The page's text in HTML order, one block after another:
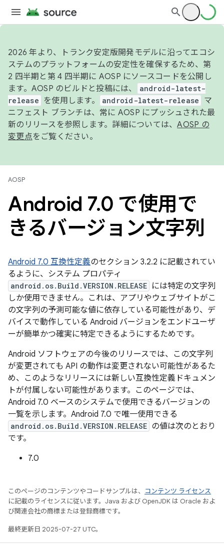
2026 年より、トランク安定版開発モデルに沿ってエコシ
ステムのプラットフォームの安定性を確保するため、第
2 四半期と第 4 四半期に AOSP にソースコードを公開し
ます。AOSP のビルドと投稿には、
android-latest-
release
を使用します。 android-latest-release
マ
ニフェスト ブランチは、常に AOSP にプッシュされた最
新のリリースを参照します。詳細については、AOSP の
変更点をご覧ください。
AOSP
Android 7.0 で使用で
きるバージョン文字列
Android 7.0 互換性定義のセクション 3.2.2 に記載されてい
るように、システム プロパティ
android.os.Build.VERSION.RELEASE には特定の文字列
しか使用できません。これは、アプリやウェブサイトがこ
の文字列の予測可能な値に依存している可能性があり、デ
バイスで動作している Android バージョンをエンドユーザ
ーが簡単かつ確実に特定できるようにするためです。
Android ソフトウェアの今後のリリースでは、この文字列
が変更されても API の動作は変更されない可能性があるた
め、このようなリリースには新しい互換性定義ドキュメン
トが付属しない可能性があります。このページでは、
Android 7.0 ベースのシステムで使用できるバージョンの
一覧を示します。Android 7.0 で唯一使用できる
android.os.Build.VERSION.RELEASE の値は次のとおり
です。
7.0
このページのコンテンツやコードサンプルは、
コンテンツ ライセンス
に記載のライセンスに従います。Java および OpenJDK は Oracle およ
び関連会社の商標または登録商標です。
最終更新日 2025-07-27 UTC。